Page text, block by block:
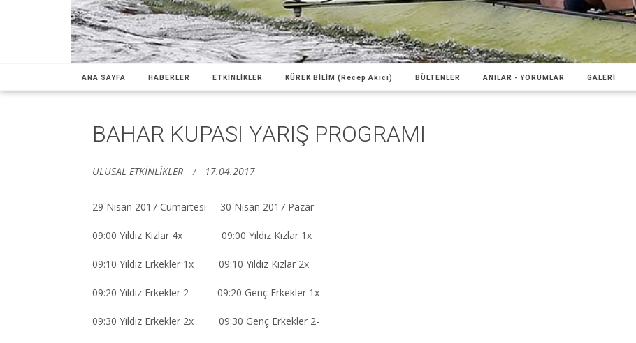
ANA SAYFA HABERLER ETKİNLİKLER KÜREK BİLİM (Recep Akıcı) BÜLTENLER ANILAR - YORUMLAR GALERİ
BAHAR KUPASI YARIŞ PROGRAMI
ULUSAL ETKİNLİKLER 17.04.2017
29 Nisan 2017 Cumartesi 30 Nisan 2017 Pazar
09:00 Yıldız Kızlar 4x 09:00 Yıldız Kızlar 1x
09:10 Yıldız Erkekler 1x 09:10 Yıldız Kızlar 2x
09:20 Yıldız Erkekler 2- 09:20 Genç Erkekler 1x
09:30 Yıldız Erkekler 2x 09:30 Genç Erkekler 2-